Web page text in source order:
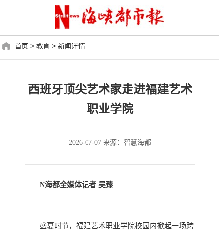
首页 > 教育 > 新闻详情
西班牙顶尖艺术家走进福建艺术
职业学院
2026-07-07 来源：智慧海都
N海都全媒体记者 吴臻
盛夏时节，福建艺术职业学院校园内掀起一场跨